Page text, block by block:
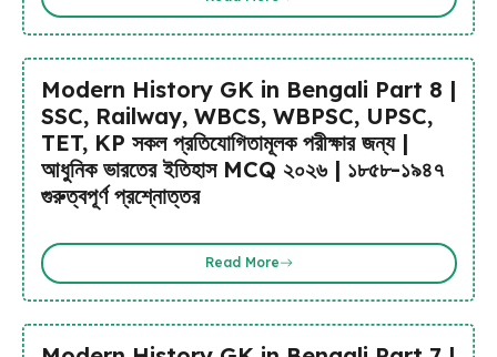
Modern History GK in Bengali Part 8 |
SSC, Railway, WBCS, WBPSC, UPSC,
TET, KP সকল প্রতিযোগিতামূলক পরীক্ষার জন্য |
আধুনিক ভারতের ইতিহাস MCQ ২০২৬ | ১৮৫৮-১৯৪৭
গুরুত্বপূর্ণ প্রশ্নোত্তর
Read More